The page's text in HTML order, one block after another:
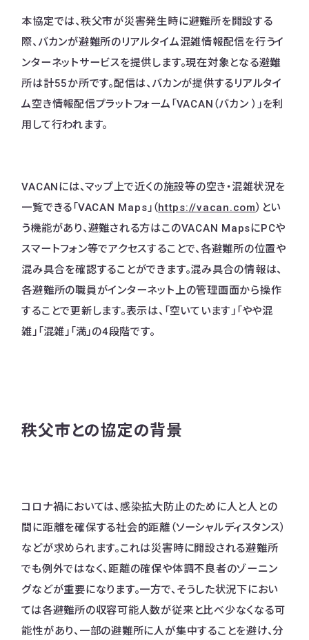
本協定では、秩父市が災害発生時に避難所を開設する
際、バカンが避難所のリアルタイム混雑情報配信を行うイ
ンターネットサービスを提供します。現在対象となる避難
所は計55か所です。配信は、バカンが提供するリアルタイ
ム空き情報配信プラットフォーム「VACAN（バカン ）」を利
用して行われます。
VACANには、マップ上で近くの施設等の空き・混雑状況を
一覧できる「VACAN Maps」（https://vacan.com）とい
う機能があり、避難される方はこのVACAN MapsにPCや
スマートフォン等でアクセスすることで、各避難所の位置や
混み具合を確認することができます。​混み具合の情報は、
各避難所の職員がインターネット上の管理画面から操作
することで更新します。表示は、「空いています」「やや混
雑」「混雑」「満」の4段階です。
秩父市との協定の背景
コロナ禍においては、感染拡大防止のために人と人との
間に距離を確保する社会的距離（ソーシャルディスタンス）
などが求められます。これは災害時に開設される避難所
でも例外ではなく、距離の確保や体調不良者のゾーニン
グなどが重要になります。一方で、そうした状況下におい
ては各避難所の収容可能人数が従来と比べ少なくなる可
能性があり、一部の避難所に人が集中することを避け、分